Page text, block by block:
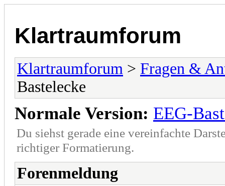
Klartraumforum
Klartraumforum > Fragen &
Bastelecke
Normale Version: EEG-
Du siehst gerade eine vereinfachte
richtiger Formatierung.
Forenmeldung